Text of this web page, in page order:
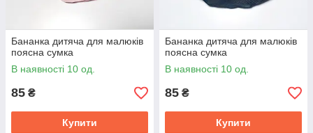
Бананка дитяча для малюків
поясна сумка
В наявності 10 од.
85 ₴
Купити
Бананка дитяча для малюків
поясна сумка
В наявності 10 од.
85 ₴
Купити